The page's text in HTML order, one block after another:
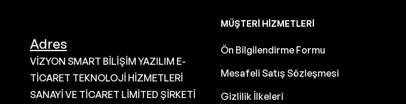
Adres
VİZYON SMART BİLİŞİM YAZILIM E-
TİCARET TEKNOLOJİ HİZMETLERİ
SANAYİ VE TİCARET LİMİTED ŞİRKETİ
MÜŞTERI HIZMETLERI
Ön Bilgilendirme Formu
Mesafeli Satış Sözleşmesi
Gizlilik İlkeleri